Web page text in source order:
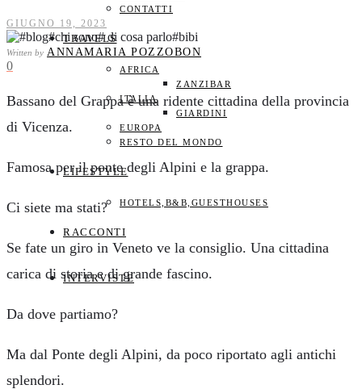
CONTATTI
TRAVELS
AFRICA
ZANZIBAR
ITALIA
GIARDINI
EUROPA
RESTO DEL MONDO
LIFESTYLE
HOTELS,B&B,GUESTHOUSES
RACCONTI
INTERVISTE
GIUGNO 19, 2023
Written by ANNAMARIA POZZOBON
0
Bassano del Grappa è una ridente cittadina della provincia
di Vicenza.
Famosa per il ponte degli Alpini e la grappa.
Ci siete ma stati?
Se fate un giro in Veneto ve la consiglio. Una cittadina
carica di storia e di grande fascino.
Da dove partiamo?
Ma dal Ponte degli Alpini, da poco riportato agli antichi
splendori.